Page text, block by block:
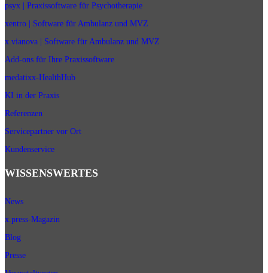
psyx | Praxissoftware für Psychotherapie
xentro | Software für Ambulanz und MVZ
x.vianova | Software für Ambulanz und MVZ
Add-ons für Ihre Praxissoftware
medatixx-HealthHub
KI in der Praxis
Referenzen
Servicepartner vor Ort
Kundenservice
WISSENSWERTES
News
x.press-Magazin
Blog
Presse